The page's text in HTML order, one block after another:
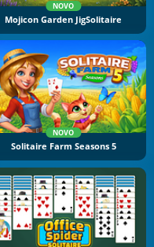
NOVO
Mojicon Garden JigSolitaire
NOVO
Solitaire Farm Seasons 5